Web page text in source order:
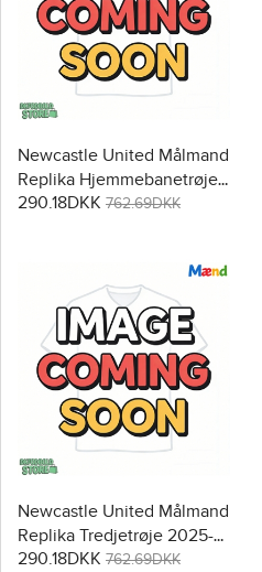
Newcastle United Målmand
Replika Hjemmebanetrøje
2025-26 Langærmet
290.18DKK 762.69DKK
Newcastle United Målmand
Replika Tredjetrøje 2025-
26 Langærmet
290.18DKK 762.69DKK